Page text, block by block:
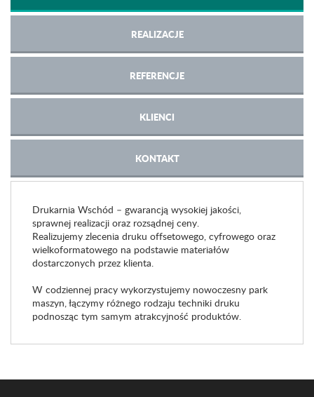
REALIZACJE
REFERENCJE
KLIENCI
KONTAKT
Drukarnia Wschód – gwarancją wysokiej jakości,
sprawnej realizacji oraz rozsądnej ceny.
Realizujemy zlecenia druku offsetowego, cyfrowego oraz
wielkoformatowego na podstawie materiałów
dostarczonych przez klienta.
W codziennej pracy wykorzystujemy nowoczesny park
maszyn, łączymy różnego rodzaju techniki druku
podnosząc tym samym atrakcyjność produktów.